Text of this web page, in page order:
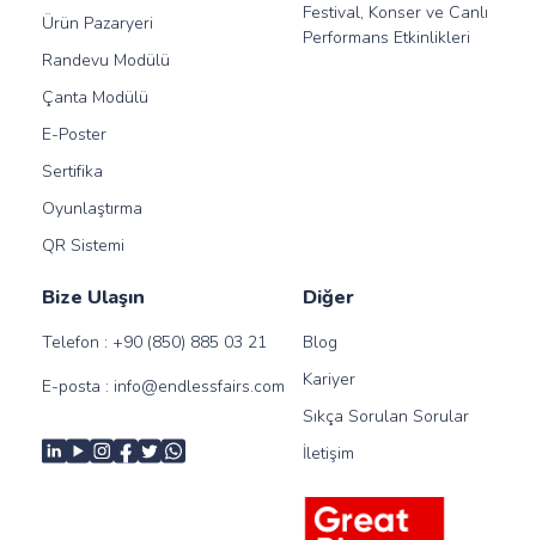
Ürün Pazaryeri
Randevu Modülü
Çanta Modülü
E-Poster
Sertifika
Oyunlaştırma
QR Sistemi
Festival, Konser ve Canlı
Performans Etkinlikleri
Diğer
Blog
Kariyer
Sıkça Sorulan Sorular
İletişim
Bize Ulaşın
Telefon : +90 (850) 885 03 21
E-posta : info@endlessfairs.com